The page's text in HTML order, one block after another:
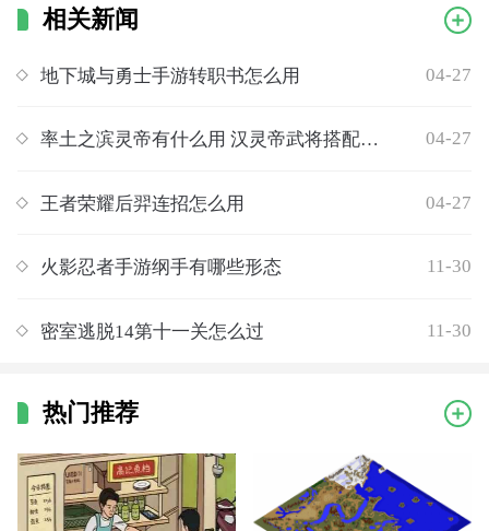
相关新闻
地下城与勇士手游转职书怎么用 04-27
率土之滨灵帝有什么用 汉灵帝武将搭配推荐 04-27
王者荣耀后羿连招怎么用 04-27
火影忍者手游纲手有哪些形态 11-30
密室逃脱14第十一关怎么过 11-30
热门推荐